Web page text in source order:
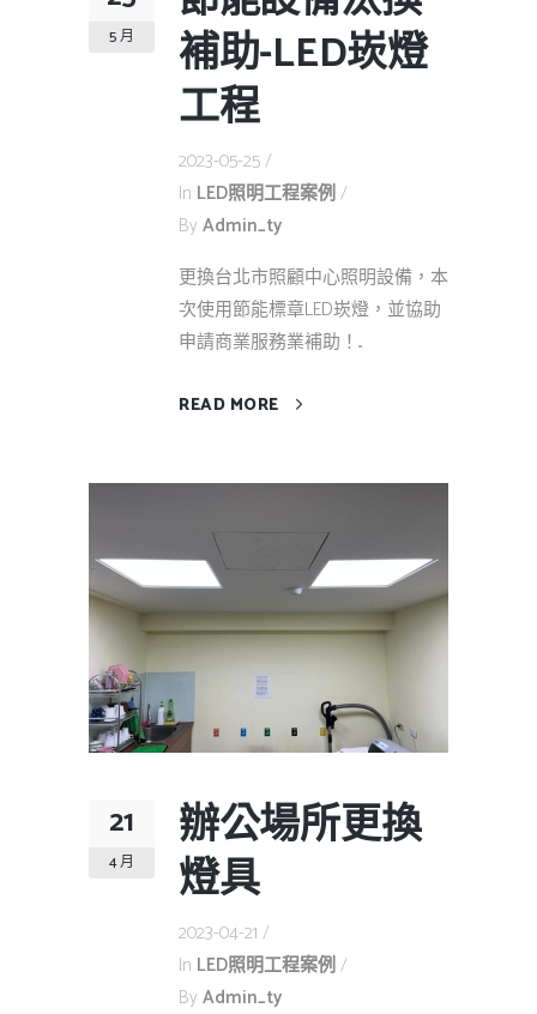
5 月
補助-LED崁燈
工程
2023-05-25
In LED照明工程案例
By Admin_ty
更換台北市照顧中心照明設備，本
次使用節能標章LED崁燈，並協助
申請商業服務業補助！...
READ MORE
21
4 月
辦公場所更換
燈具
2023-04-21
In LED照明工程案例
By Admin_ty